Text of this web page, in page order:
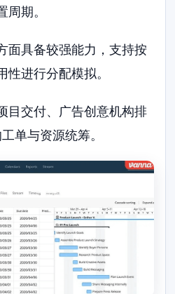
期。
面具备较强能力，支持按
进行分配模拟。
目交付、广告创意机构排
单与资源统筹。